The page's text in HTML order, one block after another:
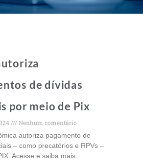
de dívidas
por meio de Pix
Nenhum comentário
autoriza pagamento de
– como precatórios e RPVs –
Acesse e saiba mais.